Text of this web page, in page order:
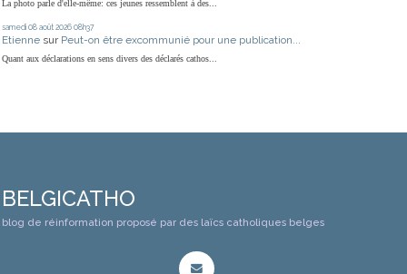
La photo parle d'elle-même: ces jeunes ressemblent à des...
samedi 08 août 2026 08h37
Etienne sur Peut-on être excommunié pour une publication...
Quant aux déclarations en sens divers des déclarés cathos...
BELGICATHO
blog de réinformation proposé par des laïcs catholiques belges